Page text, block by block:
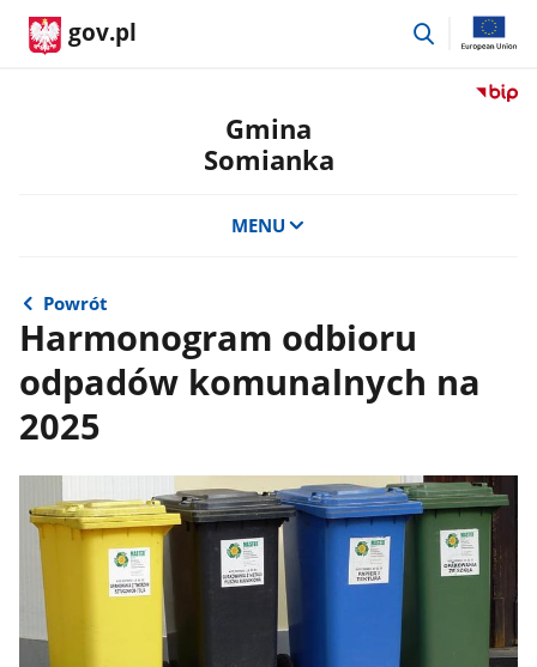
gov.pl
przejdź
Przejdź
Gmina
Somianka
MENU
Powrót
Harmonogram odbioru
odpadów komunalnych na
2025